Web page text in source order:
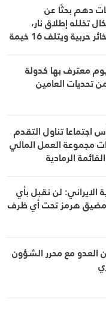
دهم بحثًا عن
تخلله إطلاق نار،
ويضبط أسلحة وذخائر حربية ويتلف 16 خيمة
معترف بها كدولة
تحديات العامين
اجتماعا تناول التقدم
مجموعة العمل المالي
الايراني: لن نقبل بأي
هرمز تحت أي ظرف
العدو مع محرر الشؤون